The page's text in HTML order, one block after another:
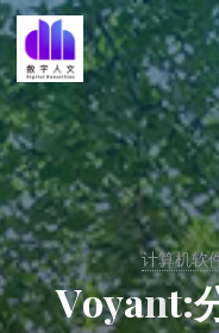
跳
至
内
容
数字人
文 |
DHCN
计算机软
Voyant: